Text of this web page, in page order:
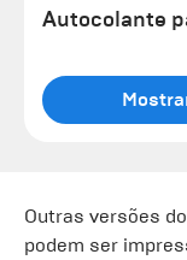
Autocolante
Outras versões
podem ser